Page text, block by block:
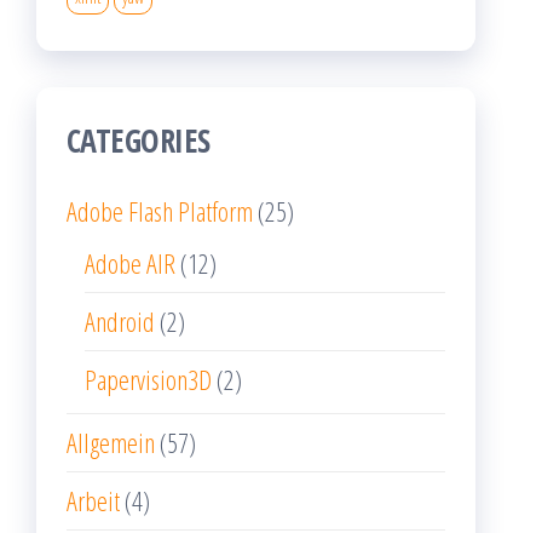
CATEGORIES
Adobe Flash Platform (25)
Adobe AIR (12)
Android (2)
Papervision3D (2)
Allgemein (57)
Arbeit(4)